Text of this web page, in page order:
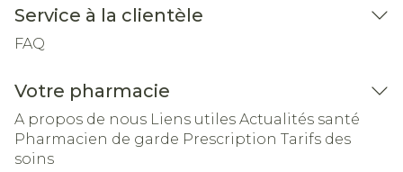
Service à la clientèle
FAQ
Votre pharmacie
A propos de nous Liens utiles Actualités santé
Pharmacien de garde Prescription Tarifs des
soins